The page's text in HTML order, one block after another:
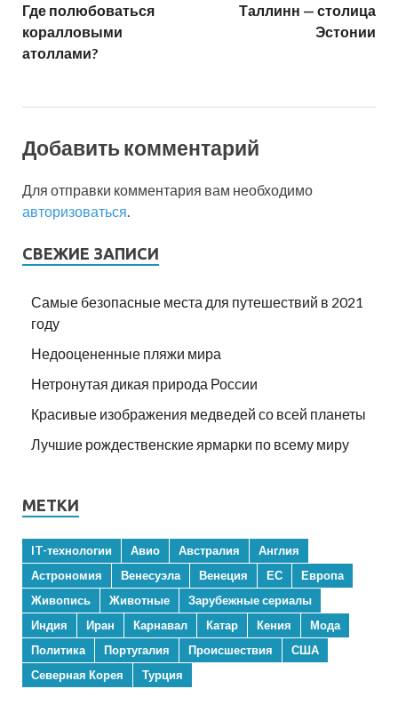
Где полюбоваться
коралловыми
атоллами?
Таллинн — столица
Эстонии
Добавить комментарий
Для отправки комментария вам необходимо
авторизоваться
СВЕЖИЕ ЗАПИСИ
Самые безопасные места для путешествий в 2021
году
Недооцененные пляжи мира
Нетронутая дикая природа России
Красивые изображения медведей со всей планеты
Лучшие рождественские ярмарки по всему миру
МЕТКИ
IT-технологии Авио Австралия
Англия
Астрономия
Венесуэла Венеция ЕС
Европа
Живопись
Животные
Зарубежные сериалы
Индия
Иран Карнавал Катар Кения
Мода
Политика
Португалия Происшествия
США
Северная Корея
Турция